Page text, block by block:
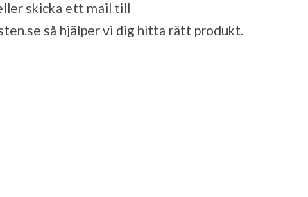
skicka ett mail till
så hjälper vi dig hitta rätt produkt.